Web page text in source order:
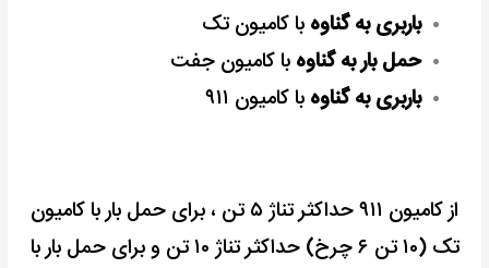
باربری به گناوه با کامیون تک
حمل بار به گناوه با کامیون جفت
باربری به گناوه با کامیون ۹۱۱
از کامیون ۹۱۱ حداکثر تناژ ۵ تن ،
برای حمل بار با کامیون
تک (۱۰ تن ۶ چرخ) حداکثر تناژ ۱۰ تن و
برای حمل بار با